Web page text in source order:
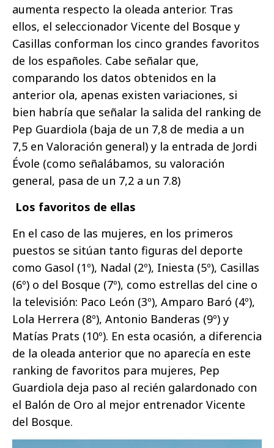
aumenta respecto la oleada anterior. Tras
ellos, el seleccionador Vicente del Bosque y
Casillas conforman los cinco grandes favoritos
de los españoles. Cabe señalar que,
comparando los datos obtenidos en la
anterior ola, apenas existen variaciones, si
bien habría que señalar la salida del ranking de
Pep Guardiola (baja de un 7,8 de media a un
7,5 en Valoración general) y la entrada de Jordi
Évole (como señalábamos, su valoración
general, pasa de un 7,2 a un 7.8)
Los favoritos de ellas
En el caso de las mujeres, en los primeros
puestos se sitúan tanto figuras del deporte
como Gasol (1º), Nadal (2º), Iniesta (5º), Casillas
(6º) o del Bosque (7º), como estrellas del cine o
la televisión: Paco León (3º), Amparo Baró (4º),
Lola Herrera (8º), Antonio Banderas (9º) y
Matías Prats (10º). En esta ocasión, a diferencia
de la oleada anterior que no aparecía en este
ranking de favoritos para mujeres, Pep
Guardiola deja paso al recién galardonado con
el Balón de Oro al mejor entrenador Vicente
del Bosque.